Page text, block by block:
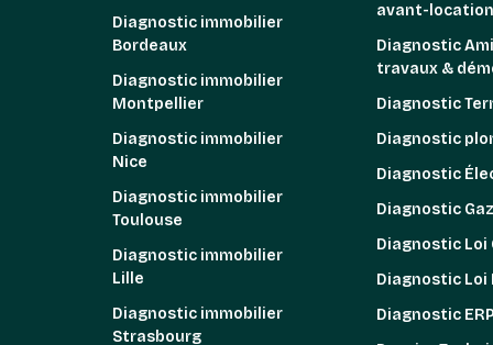
Diagnostic immobilier
Bordeaux
Diagnostic immobilier
Montpellier
Diagnostic immobilier
Nice
Diagnostic immobilier
Toulouse
Diagnostic immobilier
Lille
Diagnostic immobilier
Strasbourg
avant-location
Diagnostic
travaux &
Diagnostic
Diagnostic
Diagnostic
Diagnostic Gaz
Diagnostic Loi
Diagnostic Loi
Diagnostic ERP